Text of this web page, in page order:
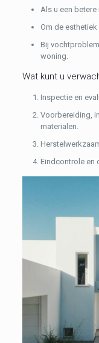
Als u een
Om de esthetiek
Bij
woning.
Wat kunt u
Inspectie en
Voorbereiding,
materialen.
Eindcontrole en